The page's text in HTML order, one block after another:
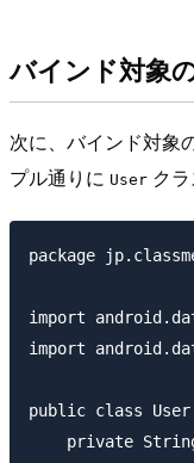
バインド対象
次に、バインド対象
プル通りに User ク
package
import
import
public class User
private